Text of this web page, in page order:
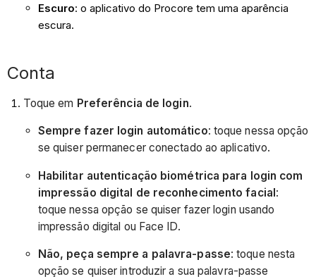
Escuro: o aplicativo do Procore tem uma aparência
escura.
Conta
Toque em Preferência de login.
Sempre fazer login automático: toque nessa opção
se quiser permanecer conectado ao aplicativo.
Habilitar autenticação biométrica para login com
impressão digital de reconhecimento facial:
toque nessa opção se quiser fazer login usando
impressão digital ou Face ID.
Não, peça sempre a palavra-passe: toque nesta
opção se quiser introduzir a sua palavra-passe